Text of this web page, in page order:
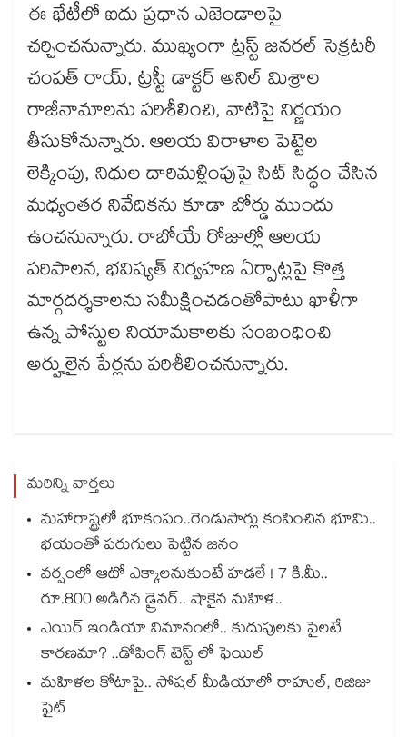
ఈ భేటీలో ఐదు ప్రధాన ఎజెండాలపై
చర్చించనున్నారు. ముఖ్యంగా ట్రస్ట్ జనరల్ సెక్రటరీ
చంపత్ రాయ్, ట్రస్టీ డాక్టర్ అనిల్ మిశ్రాల
రాజీనామాలను పరిశీలించి, వాటిపై నిర్ణయం
తీసుకోనున్నారు. ఆలయ విరాళాల పెట్టెల
లెక్కింపు, నిధుల దారిమళ్లింపుపై సిట్ సిద్ధం చేసిన
మధ్యంతర నివేదికను కూడా బోర్డు ముందు
ఉంచనున్నారు. రాబోయే రోజుల్లో ఆలయ
పరిపాలన, భవిష్యత్ నిర్వహణ ఏర్పాట్లపై కొత్త
మార్గదర్శకాలను సమీక్షించడంతోపాటు ఖాళీగా
ఉన్న పోస్టుల నియామకాలకు సంబంధించి
అర్హులైన పేర్లను పరిశీలించనున్నారు.
మరిన్ని వార్తలు
మహారాష్ట్రలో భూకంపం..రెండుసార్లు కంపించిన భూమి..
భయంతో పరుగులు పెట్టిన జనం
వర్షంలో ఆటో ఎక్కాలనుకుంటే హడలే ! 7 కి.మీ..
రూ.800 అడిగిన డ్రైవర్.. షాకైన మహిళ..
ఎయిర్ ఇండియా విమానంలో.. కుదుపులకు పైలటే
కారణమా? ..డోపింగ్ టెస్ట్ లో ఫెయిల్
మహిళల కోటాపై.. సోషల్ మీడియాలో రాహుల్, రిజిజు
ఫైట్